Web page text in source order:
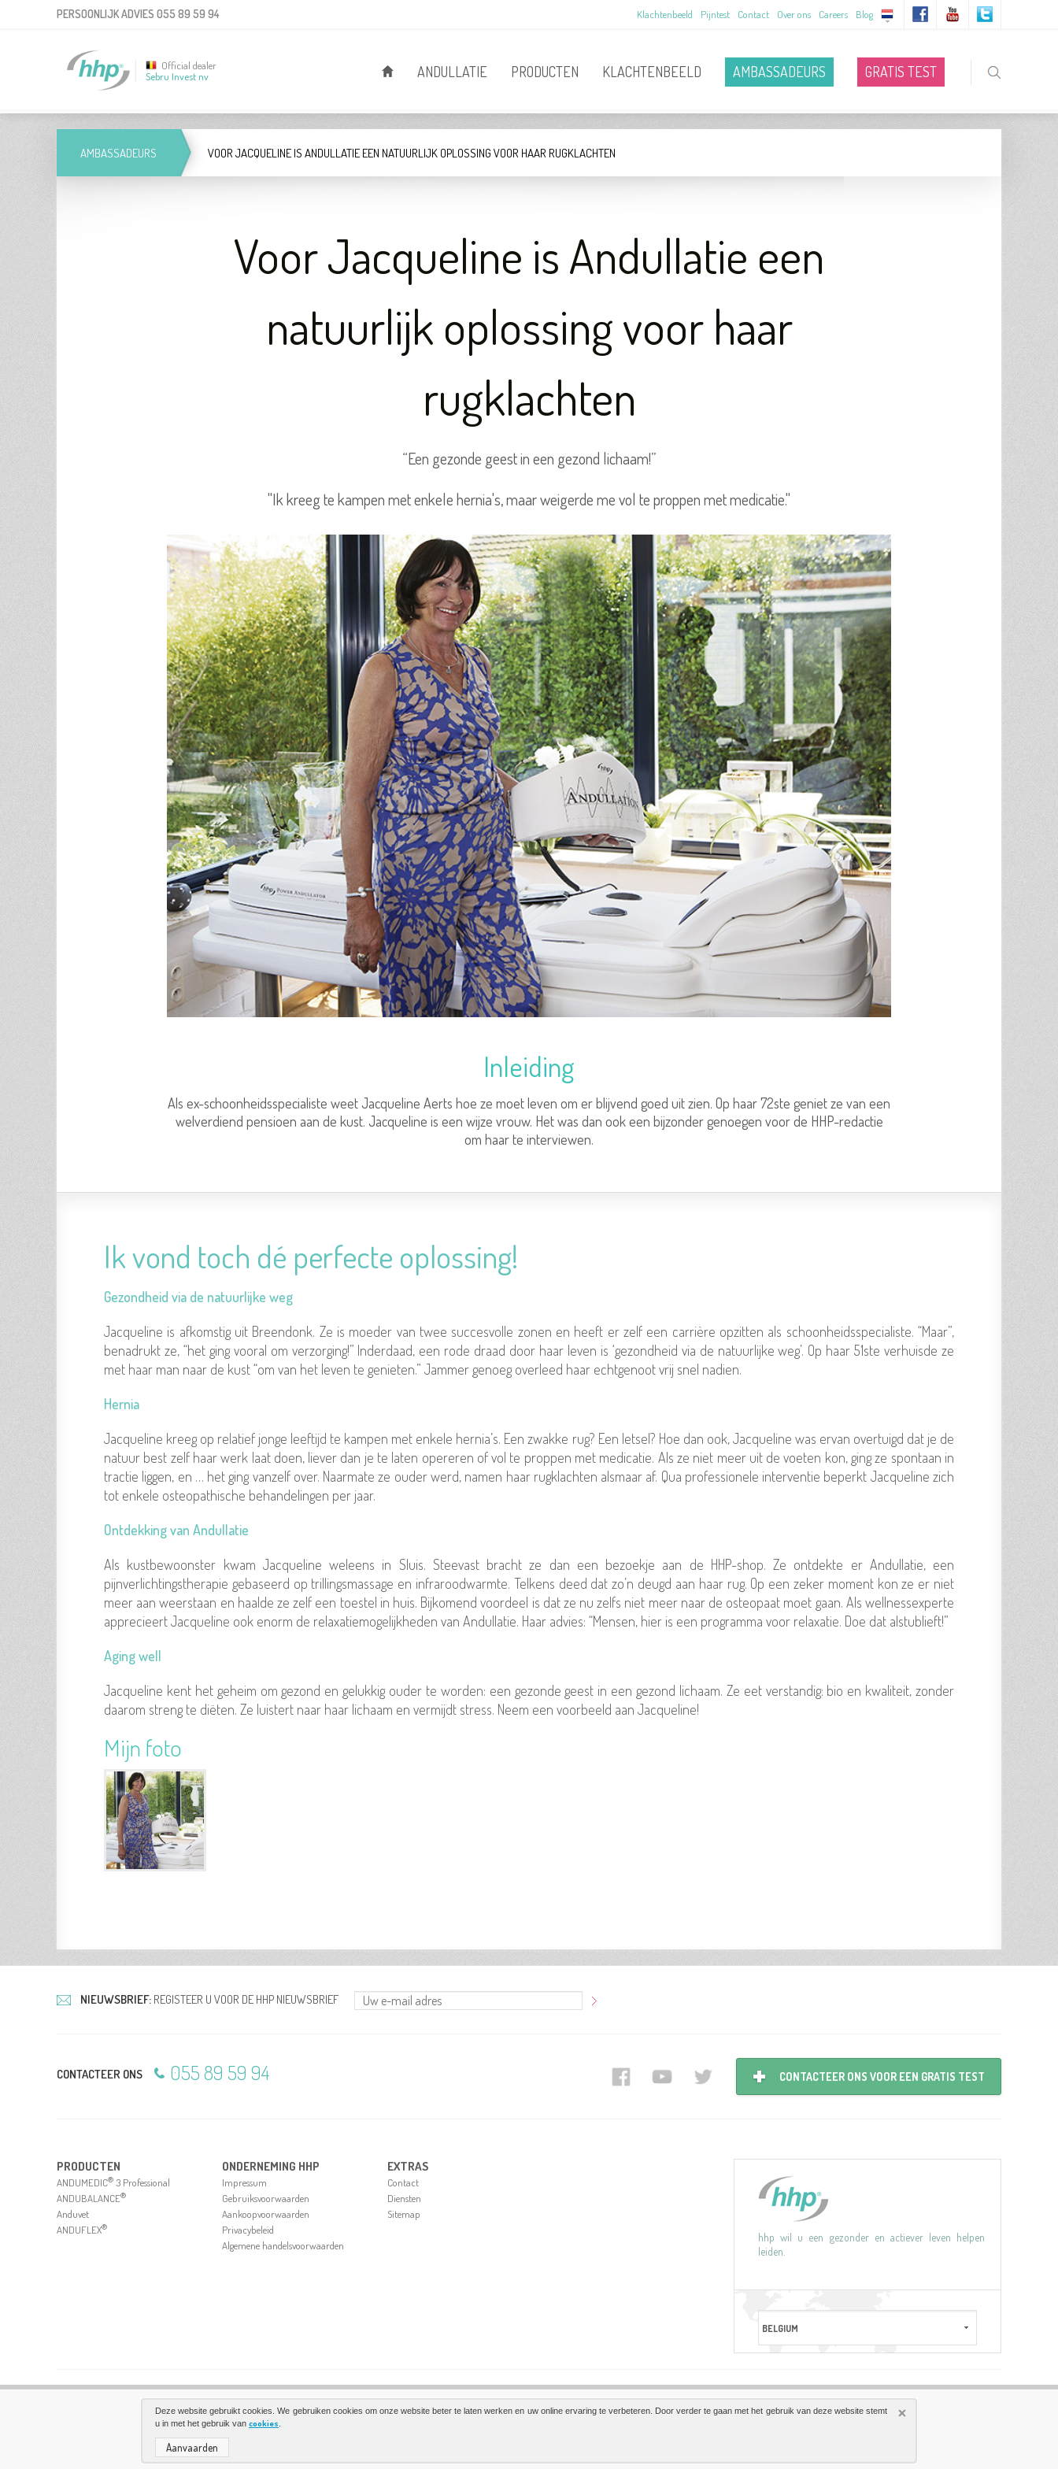
Klachtenbeeld Pijntest Contact Over ons Careers Blog
PERSOONLIJK ADVIES 055 89 59 94
Official dealer
Sebru Invest nv
ANDULLATIE PRODUCTEN KLACHTENBEELD AMBASSADEURS GRATIS TEST
AMBASSADEURS VOOR JACQUELINE IS ANDULLATIE EEN NATUURLIJK OPLOSSING VOOR HAAR RUGKLACHTEN
Voor Jacqueline is Andullatie een
natuurlijk oplossing voor haar
rugklachten
“Een gezonde geest in een gezond lichaam!”
"Ik kreeg te kampen met enkele hernia's, maar weigerde me vol te proppen met medicatie."
Inleiding
Als ex-schoonheidsspecialiste weet Jacqueline Aerts hoe ze moet leven om er blijvend goed uit zien. Op haar 72ste geniet ze van een
welverdiend pensioen aan de kust. Jacqueline is een wijze vrouw. Het was dan ook een bijzonder genoegen voor de HHP-redactie
om haar te interviewen.
Ik vond toch dé perfecte oplossing!
Gezondheid via de natuurlijke weg
Jacqueline is afkomstig uit Breendonk. Ze is moeder van twee succesvolle zonen en heeft er zelf een carrière opzitten als schoonheidsspecialiste. “Maar”,
benadrukt ze, “het ging vooral om verzorging!” Inderdaad, een rode draad door haar leven is ‘gezondheid via de natuurlijke weg’. Op haar 51ste verhuisde ze
met haar man naar de kust “om van het leven te genieten.” Jammer genoeg overleed haar echtgenoot vrij snel nadien.
Hernia
Jacqueline kreeg op relatief jonge leeftijd te kampen met enkele hernia’s. Een zwakke rug? Een letsel? Hoe dan ook, Jacqueline was ervan overtuigd dat je de
natuur best zelf haar werk laat doen, liever dan je te laten opereren of vol te proppen met medicatie. Als ze niet meer uit de voeten kon, ging ze spontaan in
tractie liggen, en … het ging vanzelf over. Naarmate ze ouder werd, namen haar rugklachten alsmaar af. Qua professionele interventie beperkt Jacqueline zich
tot enkele osteopathische behandelingen per jaar.
Ontdekking van Andullatie
Als kustbewoonster kwam Jacqueline weleens in Sluis. Steevast bracht ze dan een bezoekje aan de HHP-shop. Ze ontdekte er Andullatie, een
pijnverlichtingstherapie gebaseerd op trillingsmassage en infraroodwarmte. Telkens deed dat zo’n deugd aan haar rug. Op een zeker moment kon ze er niet
meer aan weerstaan en haalde ze zelf een toestel in huis. Bijkomend voordeel is dat ze nu zelfs niet meer naar de osteopaat moet gaan. Als wellnessexperte
apprecieert Jacqueline ook enorm de relaxatiemogelijkheden van Andullatie. Haar advies: “Mensen, hier is een programma voor relaxatie. Doe dat alstublieft!”
Aging well
Jacqueline kent het geheim om gezond en gelukkig ouder te worden: een gezonde geest in een gezond lichaam. Ze eet verstandig: bio en kwaliteit, zonder
daarom streng te diëten. Ze luistert naar haar lichaam en vermijdt stress. Neem een voorbeeld aan Jacqueline!
Mijn foto
NIEUWSBRIEF: REGISTEER U VOOR DE HHP NIEUWSBRIEF
CONTACTEER ONS 055 89 59 94 CONTACTEER ONS VOOR EEN GRATIS TEST
PRODUCTEN
ANDUMEDIC® 3 Professional
ANDUBALANCE®
Anduvet
ANDUFLEX®
ONDERNEMING HHP
Impressum
Gebruiksvoorwaarden
Aankoopvoorwaarden
Privacybeleid
Algemene handelsvoorwaarden
EXTRAS
Contact
Diensten
Sitemap
hhp wil u een gezonder en actiever leven helpen
leiden.
©2026 HHP | ALLE RECHTEN VOORBEHOUDEN. PRIVACY BELEID ALGEMENE VOORWAARDEN
Deze website gebruikt cookies. We gebruiken cookies om onze website beter te laten werken en uw online ervaring te verbeteren. Door verder te gaan met het gebruik van deze website stemt
u in met het gebruik van cookies
Aanvaarden